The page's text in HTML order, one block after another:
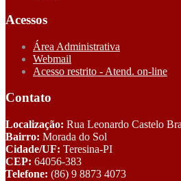
Acessos
Área Administrativa
Webmail
Acesso restrito - Atend. on-line
Contato
Localização: Rua Leonardo Castelo
Bairro: Morada do Sol
Cidade/UF: Teresina-PI
CEP: 64056-383
Telefone: (86) 9 8873 4073